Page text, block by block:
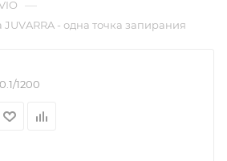
—
- одна точка запирания
1200